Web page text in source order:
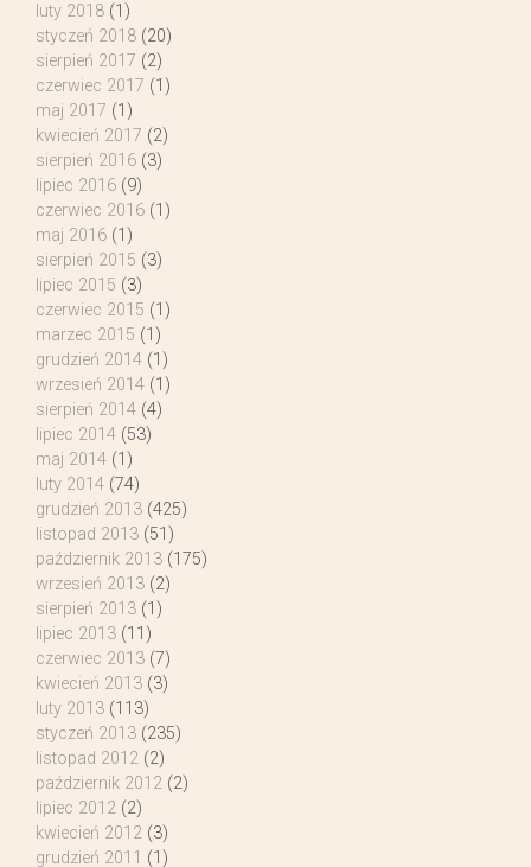
luty 2018 (1)
styczeń 2018 (20)
sierpień 2017 (2)
czerwiec 2017 (1)
maj 2017 (1)
kwiecień 2017 (2)
sierpień 2016 (3)
lipiec 2016 (9)
czerwiec 2016 (1)
maj 2016 (1)
sierpień 2015 (3)
lipiec 2015 (3)
czerwiec 2015 (1)
marzec 2015 (1)
grudzień 2014 (1)
wrzesień 2014 (1)
sierpień 2014 (4)
lipiec 2014 (53)
maj 2014 (1)
luty 2014 (74)
grudzień 2013 (425)
listopad 2013 (51)
październik 2013 (175)
wrzesień 2013 (2)
sierpień 2013 (1)
lipiec 2013 (11)
czerwiec 2013 (7)
kwiecień 2013 (3)
luty 2013 (113)
styczeń 2013 (235)
listopad 2012 (2)
październik 2012 (2)
lipiec 2012 (2)
kwiecień 2012 (3)
grudzień 2011 (1)